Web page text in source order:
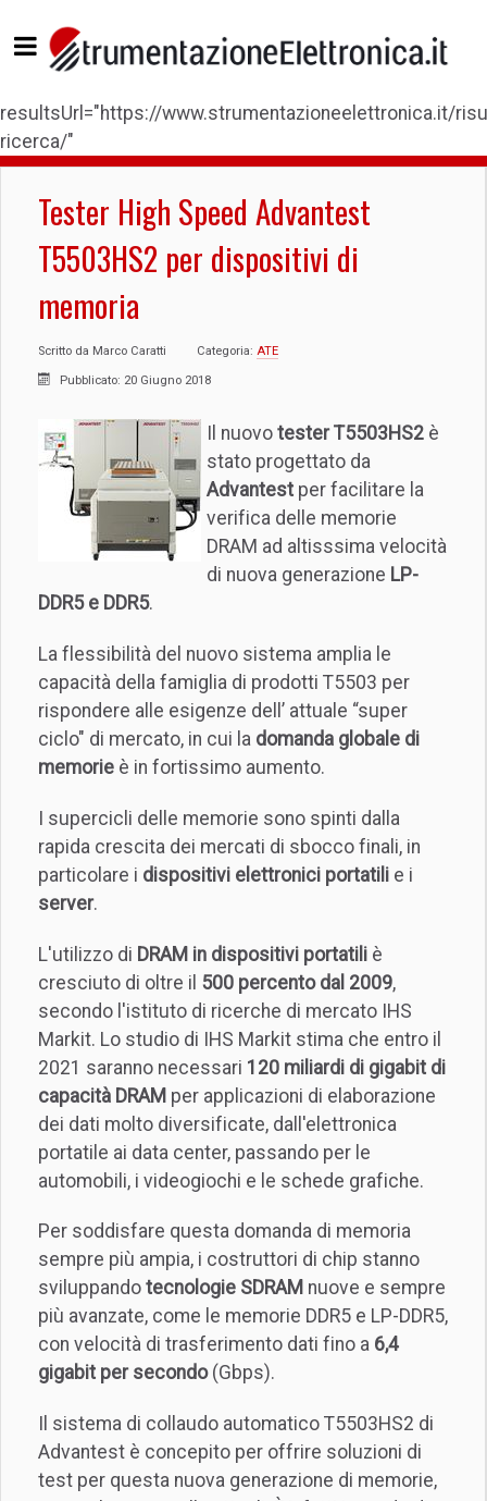
resultsUrl="https://www.strumentazioneelettronica.it/
ricerca/"
Tester High Speed Advantest
T5503HS2 per dispositivi di
memoria
Scritto da Marco Caratti Categoria: ATE
Pubblicato: 20 Giugno 2018
Il nuovo tester T5503HS2 è
stato progettato da
Advantest per facilitare la
verifica delle memorie
DRAM ad altisssima velocità
di nuova generazione LP-
DDR5 e DDR5.
La flessibilità del nuovo sistema amplia le
capacità della famiglia di prodotti T5503 per
rispondere alle esigenze dell’ attuale “super
ciclo" di mercato, in cui la domanda globale di
memorie è in fortissimo aumento.
I supercicli delle memorie sono spinti dalla
rapida crescita dei mercati di sbocco finali, in
particolare i dispositivi elettronici portatili e i
server.
L'utilizzo di DRAM in dispositivi portatili è
cresciuto di oltre il 500 percento dal 2009,
secondo l'istituto di ricerche di mercato IHS
Markit. Lo studio di IHS Markit stima che entro il
2021 saranno necessari 120 miliardi di gigabit di
capacità DRAM per applicazioni di elaborazione
dei dati molto diversificate, dall'elettronica
portatile ai data center, passando per le
automobili, i videogiochi e le schede grafiche.
Per soddisfare questa domanda di memoria
sempre più ampia, i costruttori di chip stanno
sviluppando tecnologie SDRAM nuove e sempre
più avanzate, come le memorie DDR5 e LP-DDR5,
con velocità di trasferimento dati fino a 6,4
gigabit per secondo(Gbps).
Il sistema di collaudo automatico T5503HS2 di
Advantest è concepito per offrire soluzioni di
test per questa nuova generazione di memorie,